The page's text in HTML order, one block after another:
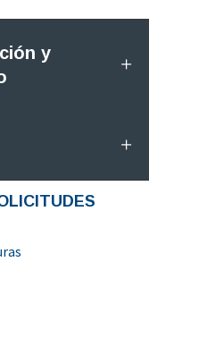
y